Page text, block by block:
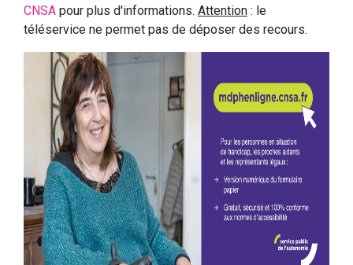
Services en ligne
Foire aux questions
CNSA pour plus d'informations. Attention : le
téléservice ne permet pas de déposer des recours.